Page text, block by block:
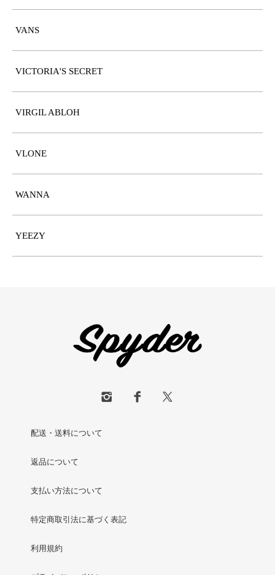
VANS
VICTORIA'S SECRET
VIRGIL ABLOH
VLONE
WANNA
YEEZY
配送・送料について
返品について
支払い方法について
特定商取引法に基づく表記
利用規約